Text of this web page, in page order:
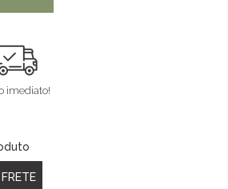
imediato!